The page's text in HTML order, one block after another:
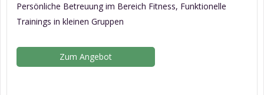
Persönliche Betreuung im Bereich Fitness, Funktionelle
Trainings in kleinen Gruppen
Zum Angebot